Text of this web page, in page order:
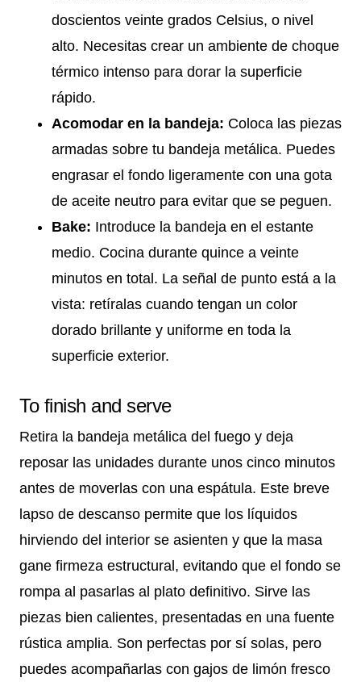
doscientos veinte grados Celsius, o nivel
alto. Necesitas crear un ambiente de choque
térmico intenso para dorar la superficie
rápido.
Acomodar en la bandeja: Coloca las piezas
armadas sobre tu bandeja metálica. Puedes
engrasar el fondo ligeramente con una gota
de aceite neutro para evitar que se peguen.
Bake: Introduce la bandeja en el estante
medio. Cocina durante quince a veinte
minutos en total. La señal de punto está a la
vista: retíralas cuando tengan un color
dorado brillante y uniforme en toda la
superficie exterior.
To finish and serve
Retira la bandeja metálica del fuego y deja
reposar las unidades durante unos cinco minutos
antes de moverlas con una espátula. Este breve
lapso de descanso permite que los líquidos
hirviendo del interior se asienten y que la masa
gane firmeza estructural, evitando que el fondo se
rompa al pasarlas al plato definitivo. Sirve las
piezas bien calientes, presentadas en una fuente
rústica amplia. Son perfectas por sí solas, pero
puedes acompañarlas con gajos de limón fresco